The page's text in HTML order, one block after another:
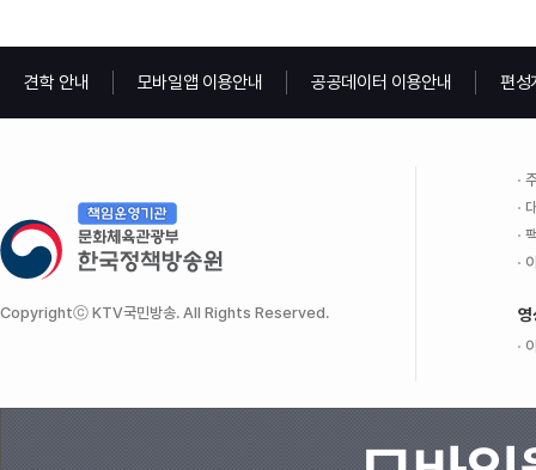
견학 안내 모바일앱 이용안내 공공데이터 이용안내 편성
Copyrightⓒ KTV국민방송. All Rights Reserved. 영